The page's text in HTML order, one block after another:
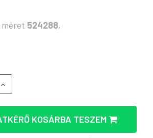
méret 524288,
CSILLAG BAMBUSZBÓL -
KARÁCSONYFADÍSZ CSILLAG
KOSÁRBA TESZEM